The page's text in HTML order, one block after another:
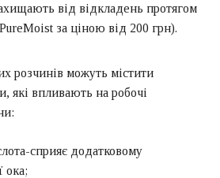
від відкладень протягом
за ціною від 200 грн).
розчинів можуть містити
які впливають на робочі
сприяє додатковому
ока;